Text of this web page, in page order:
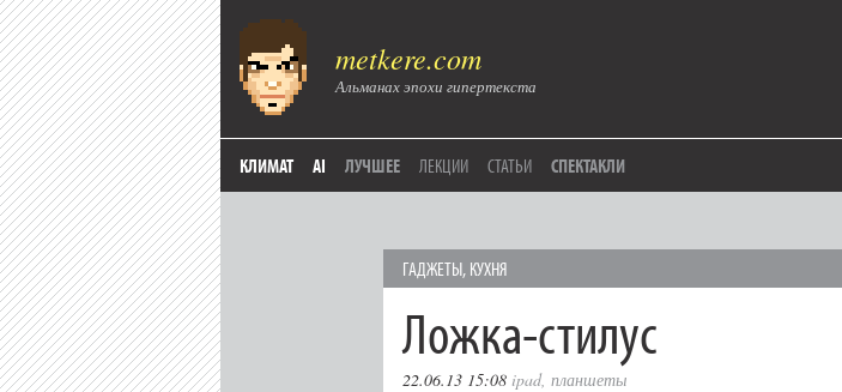
metkere.com
Альманах эпохи гипертекста
КЛИМАТ AI ЛУЧШЕЕ ЛЕКЦИИ СТАТЬИ СПЕКТАКЛИ
ГAДЖЕТЫ, КУХНЯ
Ложка-стилус
22.06.13 15:08 ipad, планшеты